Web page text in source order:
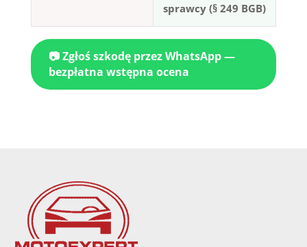
sprawcy (§ 249 BGB)
📷 Zgłoś szkodę przez WhatsApp —
bezpłatna wstępna ocena